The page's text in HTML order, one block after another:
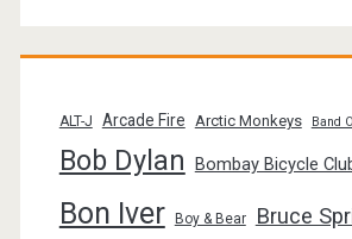
ALT-J Arcade Fire Arctic Monkeys Band
Bob Dylan Bombay Bicycle
Bon Iver Boy & Bear Bruce